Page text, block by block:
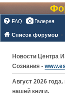
FAQ Галерея
Список форумов
Новости Центра
Сознания -
Август 2026
нашей книги.